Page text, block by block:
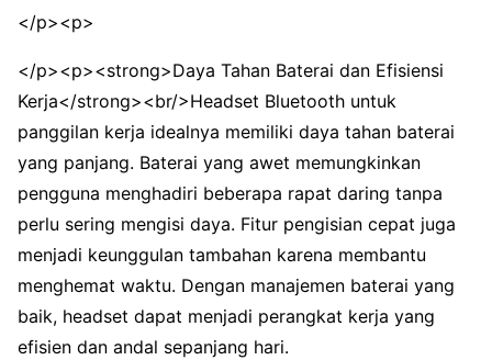
</p><p>
</p><p><strong>Daya Tahan Baterai dan Efisiensi
Kerja</strong><br/>Headset Bluetooth untuk
panggilan kerja idealnya memiliki daya tahan baterai
yang panjang. Baterai yang awet memungkinkan
pengguna menghadiri beberapa rapat daring tanpa
perlu sering mengisi daya. Fitur pengisian cepat juga
menjadi keunggulan tambahan karena membantu
menghemat waktu. Dengan manajemen baterai yang
baik, headset dapat menjadi perangkat kerja yang
efisien dan andal sepanjang hari.